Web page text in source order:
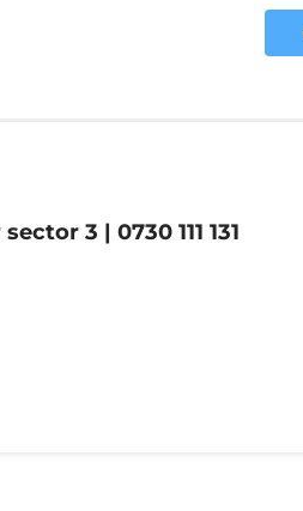
3 | 0730 111 131